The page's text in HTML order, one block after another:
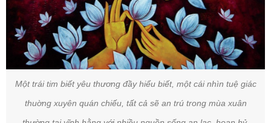
Một trái tim biết yêu thương đầy hiểu biết, một cái nhìn tuệ giác
thuờng xuyên quán chiếu, tất cả sẽ an trú trong mùa xuân